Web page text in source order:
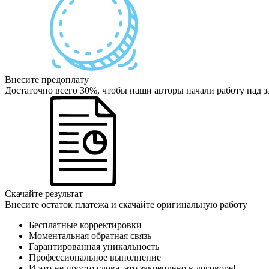
Внесите предоплату
Достаточно всего 30%, чтобы наши авторы начали работу над
Скачайте результат
Внесите остаток платежа и скачайте оригинальную работу
Бесплатные корректировки
Моментальная обратная связь
Гарантированная уникальность
Профессиональное выполнение